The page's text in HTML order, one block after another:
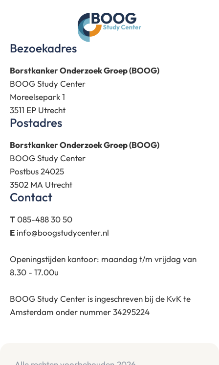
Bezoekadres
Borstkanker Onderzoek Groep (BOOG)
BOOG Study Center
Moreelsepark 1
3511 EP Utrecht
Postadres
Borstkanker Onderzoek Groep (BOOG)
BOOG Study Center
Postbus 24025
3502 MA Utrecht
Contact
T085-488 30 50
E info@boogstudycenter.nl
Openingstijden kantoor: maandag t/m vrijdag van
8.30 - 17.00u
BOOG Study Center is ingeschreven bij de KvK te
Amsterdam onder nummer 34295224